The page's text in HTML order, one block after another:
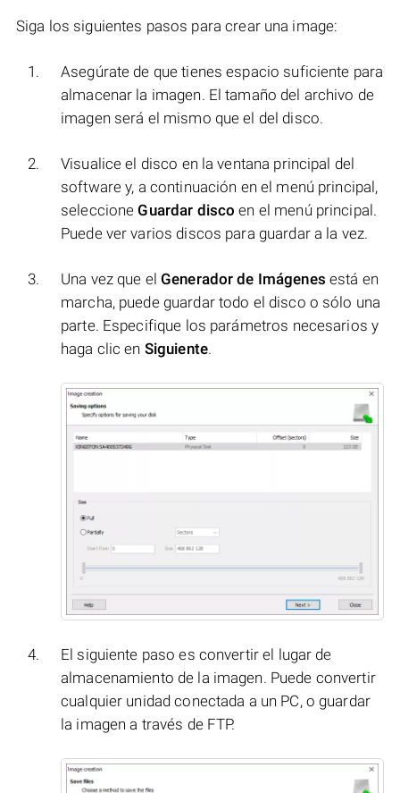
Siga los siguientes pasos para crear una image:
Asegúrate de que tienes espacio suficiente para
almacenar la imagen. El tamaño del archivo de
imagen será el mismo que el del disco.
Visualice el disco en la ventana principal del
software y, a continuación en el menú principal,
seleccioneGuardar disco en el menú principal.
Puede ver varios discos para guardar a la vez.
Una vez que el Generador de Imágenes está en
marcha, puede guardar todo el disco o sólo una
parte. Especifique los parámetros necesarios y
haga clic en Siguiente.
El siguiente paso es convertir el lugar de
almacenamiento de la imagen. Puede convertir
cualquier unidad conectada a un PC, o guardar
la imagen a través de FTP.